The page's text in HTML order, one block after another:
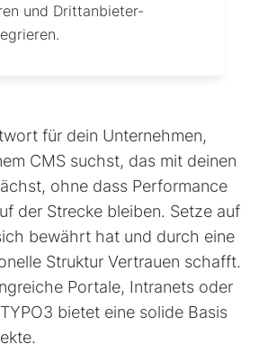
und Drittanbieter-
für dein Unternehmen,
CMS suchst, das mit deinen
ohne dass Performance
der Strecke bleiben. Setze auf
bewährt hat und durch eine
Struktur Vertrauen schafft.
Portale, Intranets oder
bietet eine solide Basis